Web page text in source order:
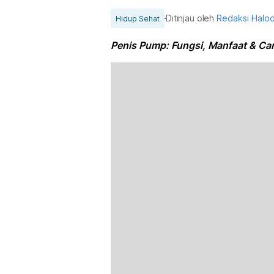
Hidup Sehat Ditinjau olehRedaksi
Penis Pump: Fungsi, Manfaat &